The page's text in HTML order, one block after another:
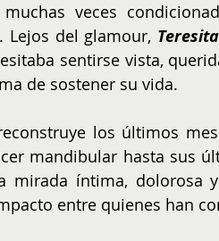
veces
Lejos del glamour,
sentirse vista,
de sostener su vida.
los últimos
mandibular hasta sus
mirada íntima, dolorosa
entre quienes han